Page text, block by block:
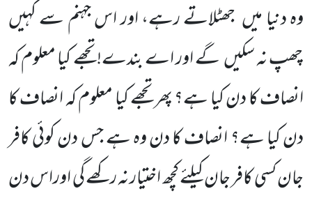
وہ دنیا میں جھٹلاتے رہے، اور اس جہنم سے کہیں
چھپ نہ سکیں گے اور اے بندے! تجھے کیا معلوم کہ
انصاف کا دن کیا ہے؟ پھر تجھے کیا معلوم کہ انصاف کا
دن کیا ہے؟ انصاف کا دن وہ ہے جس دن کوئی کافر
جان کسی کافر جان کیلئے کچھ اختیار نہ رکھے گی اوراس دن